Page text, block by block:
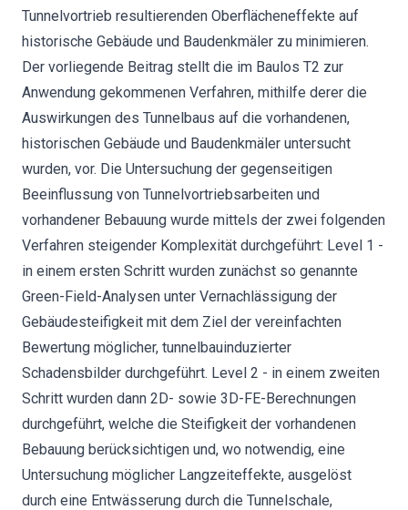
Tunnelvortrieb resultierenden Oberflächeneffekte auf
historische Gebäude und Baudenkmäler zu minimieren.
Der vorliegende Beitrag stellt die im Baulos T2 zur
Anwendung gekommenen Verfahren, mithilfe derer die
Auswirkungen des Tunnelbaus auf die vorhandenen,
historischen Gebäude und Baudenkmäler untersucht
wurden, vor. Die Untersuchung der gegenseitigen
Beeinflussung von Tunnelvortriebsarbeiten und
vorhandener Bebauung wurde mittels der zwei folgenden
Verfahren steigender Komplexität durchgeführt: Level 1 -
in einem ersten Schritt wurden zunächst so genannte
Green-Field-Analysen unter Vernachlässigung der
Gebäudesteifigkeit mit dem Ziel der vereinfachten
Bewertung möglicher, tunnelbauinduzierter
Schadensbilder durchgeführt. Level 2 - in einem zweiten
Schritt wurden dann 2D- sowie 3D-FE-Berechnungen
durchgeführt, welche die Steifigkeit der vorhandenen
Bebauung berücksichtigen und, wo notwendig, eine
Untersuchung möglicher Langzeiteffekte, ausgelöst
durch eine Entwässerung durch die Tunnelschale,